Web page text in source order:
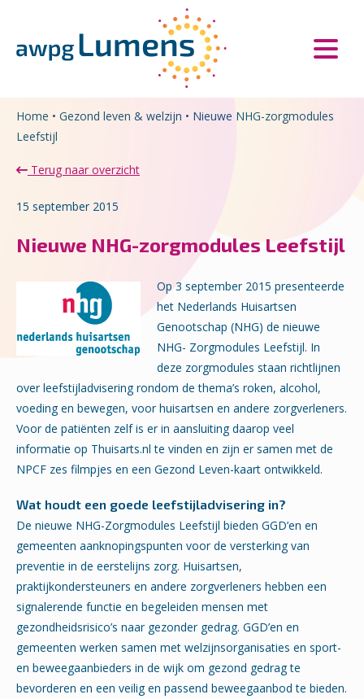
Home • Gezond leven & welzijn • Nieuwe NHG-zorgmodules
Leefstijl
Terug naar overzicht
15 september 2015
Nieuwe NHG-zorgmodules Leefstijl
Op 3 september 2015 presenteerde
het Nederlands Huisartsen
Genootschap (NHG) de nieuwe
NHG- Zorgmodules Leefstijl. In
deze zorgmodules staan richtlijnen
over leefstijladvisering rondom de thema’s roken, alcohol,
voeding en bewegen, voor huisartsen en andere zorgverleners.
Voor de patiënten zelf is er in aansluiting daarop veel
informatie op Thuisarts.nl te vinden en zijn er samen met de
NPCF zes filmpjes en een Gezond Leven-kaart ontwikkeld.
Wat houdt een goede leefstijladvisering in?
De nieuwe NHG-Zorgmodules Leefstijl bieden GGD’en en
gemeenten aanknopingspunten voor de versterking van
preventie in de eerstelijns zorg. Huisartsen,
praktijkondersteuners en andere zorgverleners hebben een
signalerende functie en begeleiden mensen met
gezondheidsrisico’s naar gezonder gedrag. GGD’en en
gemeenten werken samen met welzijnsorganisaties en sport-
en beweegaanbieders in de wijk om gezond gedrag te
bevorderen en een veilig en passend beweegaanbod te bieden.